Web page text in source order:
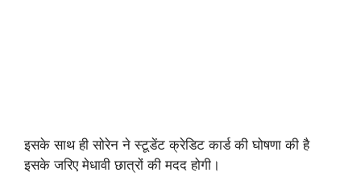
इसके साथ ही सोरेन ने स्टूडेंट क्रेडिट कार्ड की घोषणा की है
इसके जरिए मेधावी छात्रों की मदद होगी।